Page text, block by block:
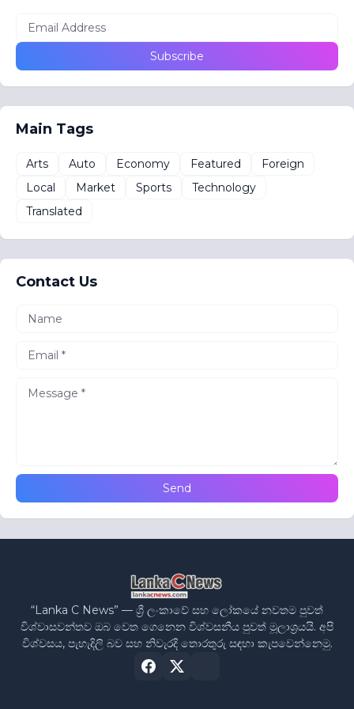
Main Tags
Arts Auto Economy Featured
Foreign
Local
Market Sports
Technology
Translated
Contact Us
“Lanka C News” — ශ්‍රී ලංකාවේ සහ ලෝකයේ නවතම පුවත්
විශ්වාසවන්තව ඔබ වෙත ගෙනෙන විශ්වසනීය පුවත් මූලාශ්‍රයයි. අපි
විශ්වසය, පැහැදිලි බව සහ නිවැරදි තොරතුරු සඳහා කැපවෙන්නෙමු.